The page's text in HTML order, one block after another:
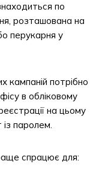
по
розташована на
перукарня у
кампаній потрібно
в обліковому
на цьому
із паролем.
спрацює для: